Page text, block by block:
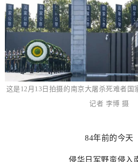
这是12月13日拍摄的南京大屠杀死难者国
记者 李博 摄
84年前的今天
侵华日军野蛮侵入